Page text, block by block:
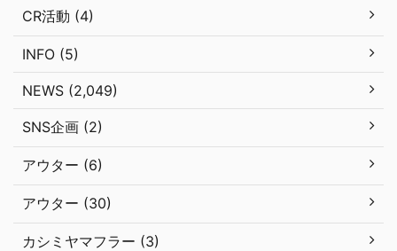
CR活動 (4)
INFO (5)
NEWS (2,049)
SNS企画 (2)
アウター (6)
アウター (30)
カシミヤマフラー (3)